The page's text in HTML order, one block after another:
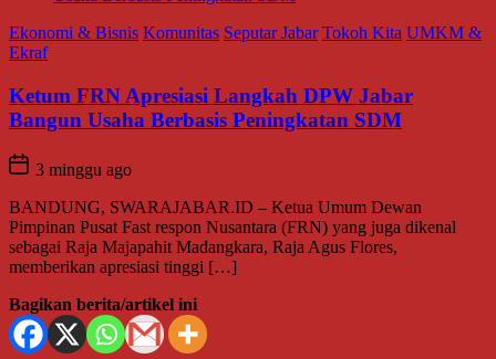
Ekonomi & Bisnis Komunitas Seputar Jabar Tokoh Kita UMKM &
Ekraf
Ketum FRN Apresiasi Langkah DPW Jabar
Bangun Usaha Berbasis Peningkatan SDM
3 minggu ago
BANDUNG, SWARAJABAR.ID – Ketua Umum Dewan
Pimpinan Pusat Fast respon Nusantara (FRN) yang juga dikenal
sebagai Raja Majapahit Madangkara, Raja Agus Flores,
memberikan apresiasi tinggi […]
Bagikan berita/artikel ini